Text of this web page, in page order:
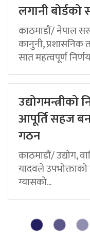
लगानी बोर्डको
काठमाडौं/ नेपाल
कानुनी, प्रशासनिक
सात महत्वपूर्ण
आपूर्ति सहज
गठन
काठमाडौं/ उद्योग,
यादवले
ग्यासको...